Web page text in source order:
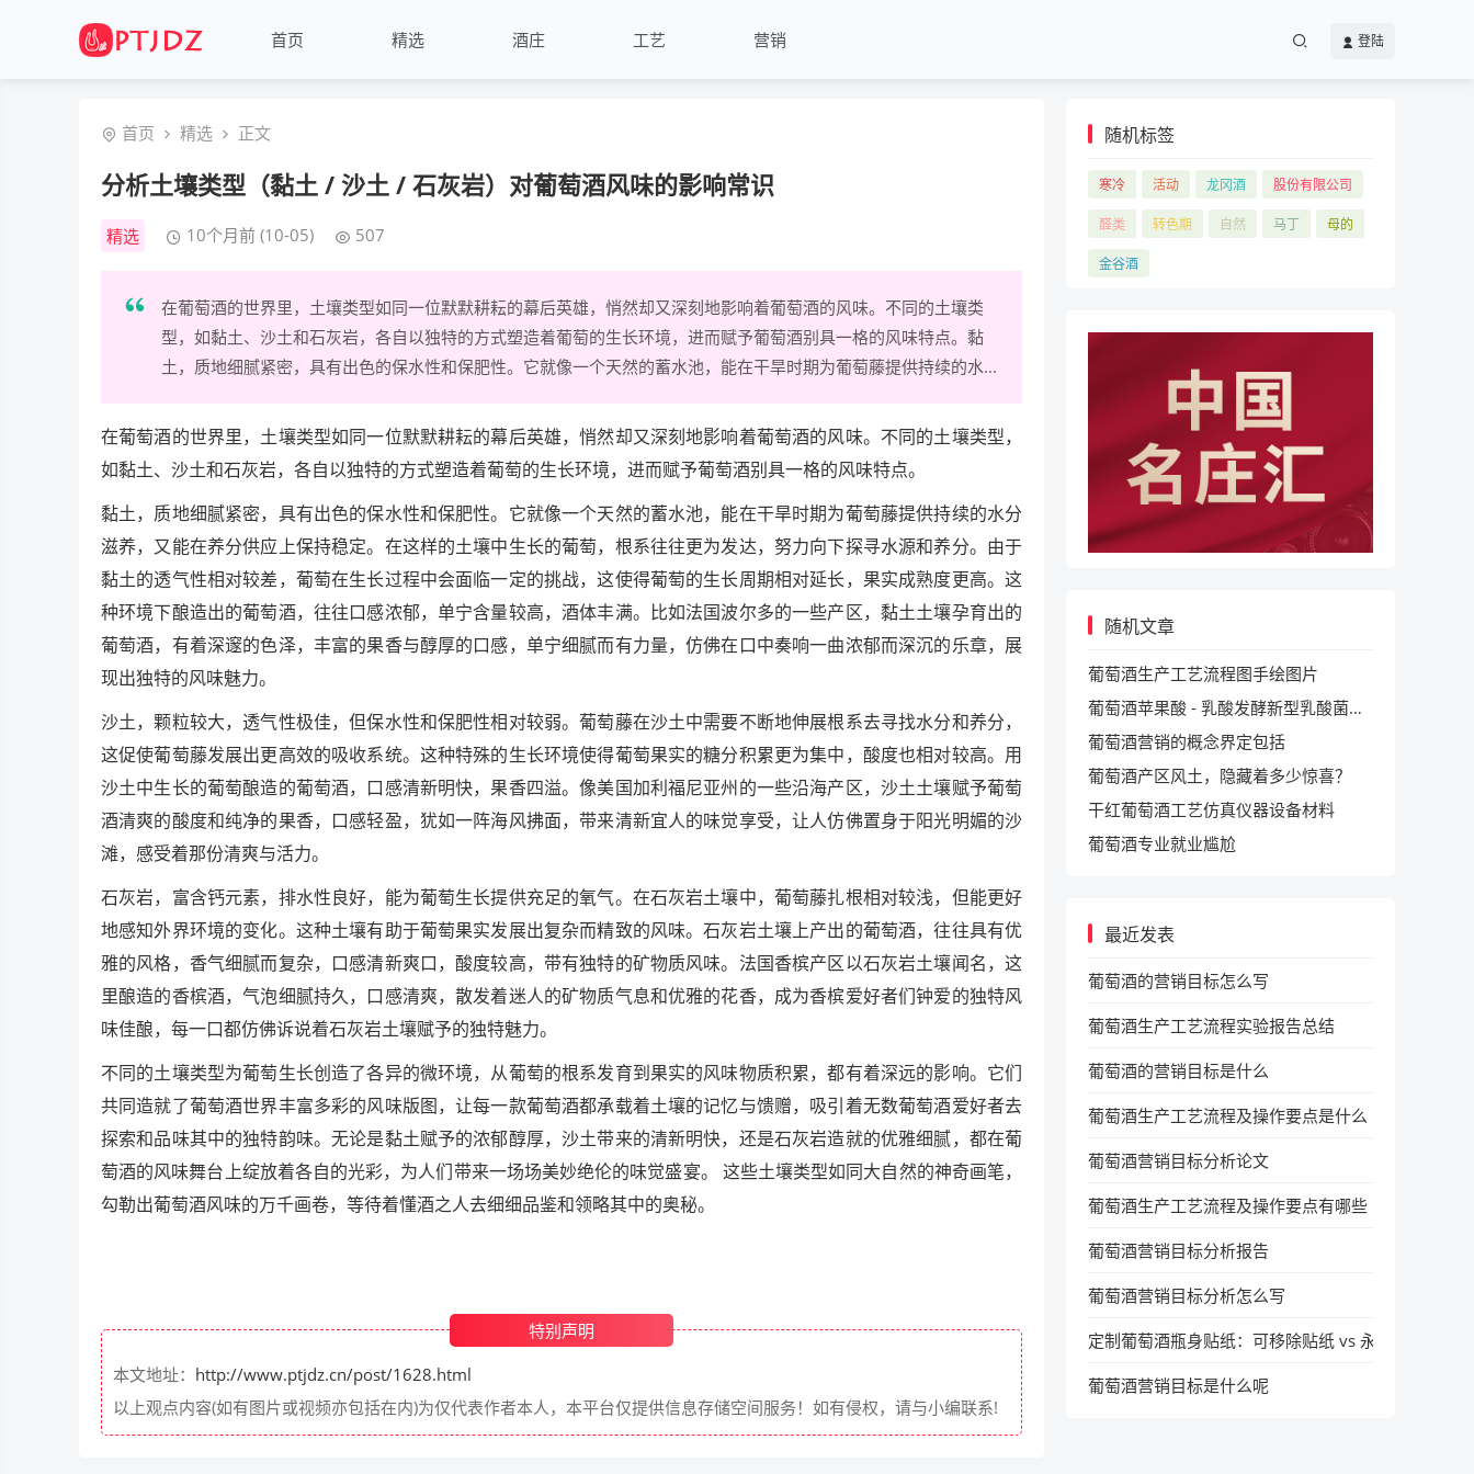
首页 精选 酒庄 工艺 营销 登陆
首页 精选 正文
分析土壤类型（黏土 / 沙土 / 石灰岩）对葡萄酒风味的影响常识
精选 10个月前 (10-05) 507
在葡萄酒的世界里，土壤类型如同一位默默耕耘的幕后英雄，悄然却又深刻地影响着葡萄酒的风味。不同的土壤类
型，如黏土、沙土和石灰岩，各自以独特的方式塑造着葡萄的生长环境，进而赋予葡萄酒别具一格的风味特点。黏
土，质地细腻紧密，具有出色的保水性和保肥性。它就像一个天然的蓄水池，能在干旱时期为葡萄藤提供持续的水...
在葡萄酒的世界里，土壤类型如同一位默默耕耘的幕后英雄，悄然却又深刻地影响着葡萄酒的风味。不同的土壤类型，
如黏土、沙土和石灰岩，各自以独特的方式塑造着葡萄的生长环境，进而赋予葡萄酒别具一格的风味特点。
黏土，质地细腻紧密，具有出色的保水性和保肥性。它就像一个天然的蓄水池，能在干旱时期为葡萄藤提供持续的水分
滋养，又能在养分供应上保持稳定。在这样的土壤中生长的葡萄，根系往往更为发达，努力向下探寻水源和养分。由于
黏土的透气性相对较差，葡萄在生长过程中会面临一定的挑战，这使得葡萄的生长周期相对延长，果实成熟度更高。这
种环境下酿造出的葡萄酒，往往口感浓郁，单宁含量较高，酒体丰满。比如法国波尔多的一些产区，黏土土壤孕育出的
葡萄酒，有着深邃的色泽，丰富的果香与醇厚的口感，单宁细腻而有力量，仿佛在口中奏响一曲浓郁而深沉的乐章，展
现出独特的风味魅力。
沙土，颗粒较大，透气性极佳，但保水性和保肥性相对较弱。葡萄藤在沙土中需要不断地伸展根系去寻找水分和养分，
这促使葡萄藤发展出更高效的吸收系统。这种特殊的生长环境使得葡萄果实的糖分积累更为集中，酸度也相对较高。用
沙土中生长的葡萄酿造的葡萄酒，口感清新明快，果香四溢。像美国加利福尼亚州的一些沿海产区，沙土土壤赋予葡萄
酒清爽的酸度和纯净的果香，口感轻盈，犹如一阵海风拂面，带来清新宜人的味觉享受，让人仿佛置身于阳光明媚的沙
滩，感受着那份清爽与活力。
石灰岩，富含钙元素，排水性良好，能为葡萄生长提供充足的氧气。在石灰岩土壤中，葡萄藤扎根相对较浅，但能更好
地感知外界环境的变化。这种土壤有助于葡萄果实发展出复杂而精致的风味。石灰岩土壤上产出的葡萄酒，往往具有优
雅的风格，香气细腻而复杂，口感清新爽口，酸度较高，带有独特的矿物质风味。法国香槟产区以石灰岩土壤闻名，这
里酿造的香槟酒，气泡细腻持久，口感清爽，散发着迷人的矿物质气息和优雅的花香，成为香槟爱好者们钟爱的独特风
味佳酿，每一口都仿佛诉说着石灰岩土壤赋予的独特魅力。
不同的土壤类型为葡萄生长创造了各异的微环境，从葡萄的根系发育到果实的风味物质积累，都有着深远的影响。它们
共同造就了葡萄酒世界丰富多彩的风味版图，让每一款葡萄酒都承载着土壤的记忆与馈赠，吸引着无数葡萄酒爱好者去
探索和品味其中的独特韵味。无论是黏土赋予的浓郁醇厚，沙土带来的清新明快，还是石灰岩造就的优雅细腻，都在葡
萄酒的风味舞台上绽放着各自的光彩，为人们带来一场场美妙绝伦的味觉盛宴。 这些土壤类型如同大自然的神奇画笔，
勾勒出葡萄酒风味的万千画卷，等待着懂酒之人去细细品鉴和领略其中的奥秘。
特别声明
本文地址： http://www.ptjdz.cn/post/1628.html
以上观点内容(如有图片或视频亦包括在内)为仅代表作者本人，本平台仅提供信息存储空间服务！如有侵权，请与小编联系!
随机标签
寒冷 活动 龙冈酒 股份有限公司
醛类 转色期 自然 马丁 母的
金谷酒
随机文章
葡萄酒生产工艺流程图手绘图片
葡萄酒苹果酸 - 乳酸发酵新型乳酸菌（高效 / 低挥发酸）应用工艺
葡萄酒营销的概念界定包括
葡萄酒产区风土，隐藏着多少惊喜？
干红葡萄酒工艺仿真仪器设备材料
葡萄酒专业就业尴尬
最近发表
葡萄酒的营销目标怎么写
葡萄酒生产工艺流程实验报告总结
葡萄酒的营销目标是什么
葡萄酒生产工艺流程及操作要点是什么
葡萄酒营销目标分析论文
葡萄酒生产工艺流程及操作要点有哪些
葡萄酒营销目标分析报告
葡萄酒营销目标分析怎么写
定制葡萄酒瓶身贴纸：可移除贴纸 vs 永久贴纸，使
葡萄酒营销目标是什么呢